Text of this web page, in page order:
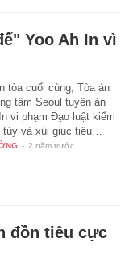
Yoo Ah In vì
tòa cuối cùng, Tòa án
tâm Seoul tuyên án
vi phạm Đạo luật kiểm
túy và xúi giục tiêu…
- 2 năm trước
đồn tiêu cực